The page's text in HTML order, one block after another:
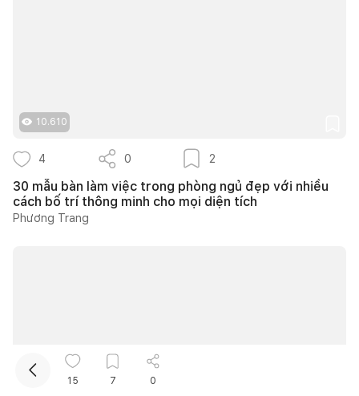
10.610
4 0 2
30 mẫu bàn làm việc trong phòng ngủ đẹp với nhiều
cách bố trí thông minh cho mọi diện tích
Phương Trang
15 7 0
Kết nối thiết kế, thi công